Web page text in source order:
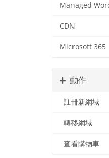
Managed
CDN
Microsoft 365
動作
註冊新網域
轉移網域
查看購物車